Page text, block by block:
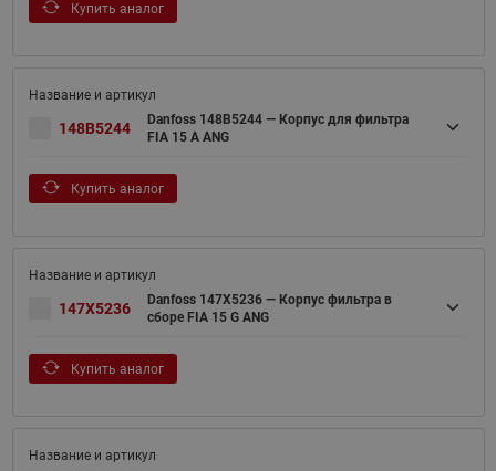
Купить аналог
148B5244
Danfoss 148B5244 — Корпус для фильтра
FIA 15 A ANG
Купить аналог
147X5236
Danfoss 147X5236 — Корпус фильтра в
сборе FIA 15 G ANG
Купить аналог